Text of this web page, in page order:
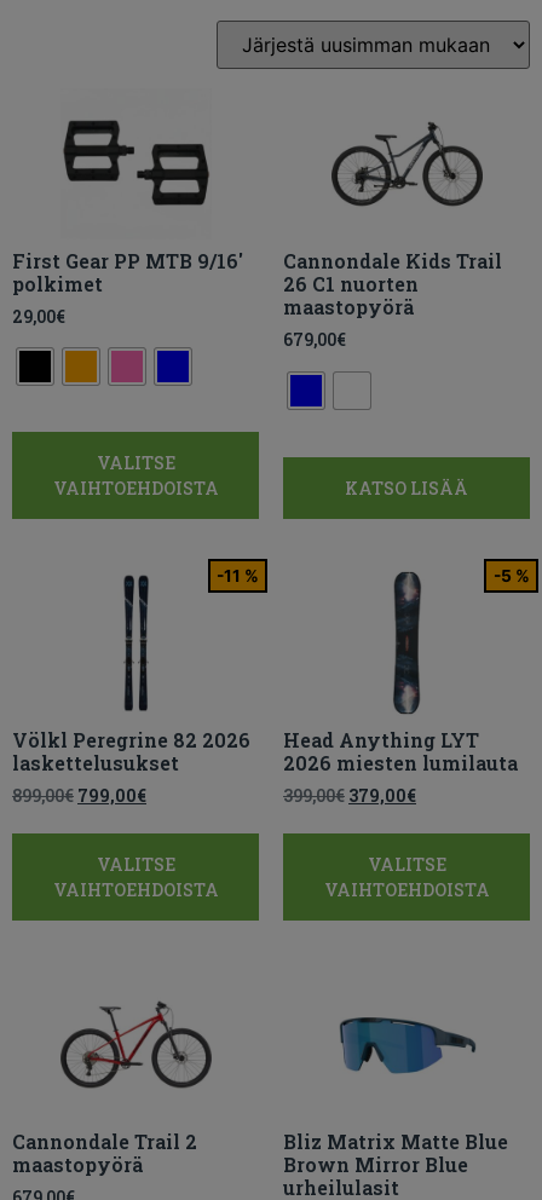
First Gear PP MTB 9/16′
polkimet
29,00€
VALITSE
VAIHTOEHDOISTA
Cannondale Kids Trail
26 C1 nuorten
maastopyörä
679,00€
KATSO LISÄÄ
-11 %
Völkl Peregrine 82 2026
laskettelusukset
899,00€ 799,00€
VALITSE
VAIHTOEHDOISTA
-5 %
Head Anything LYT
2026 miesten lumilauta
399,00€ 379,00€
VALITSE
VAIHTOEHDOISTA
Cannondale Trail 2
maastopyörä
Bliz Matrix Matte Blue
Brown Mirror Blue
urheilulasit